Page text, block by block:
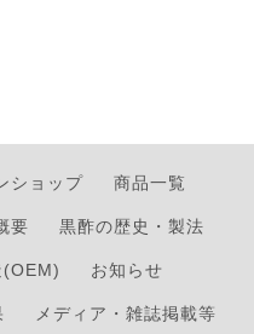
ショップ 商品一覧
要 黒酢の歴史・製法
(OEM) お知らせ
メディア・雑誌掲載等